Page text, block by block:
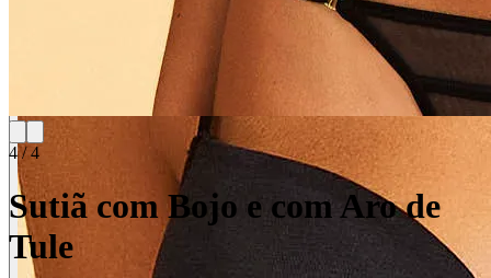
4/4
Sutiã com Bojo e com Aro de
Tule